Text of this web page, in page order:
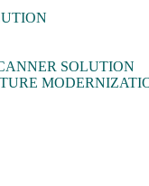
SOLUTION